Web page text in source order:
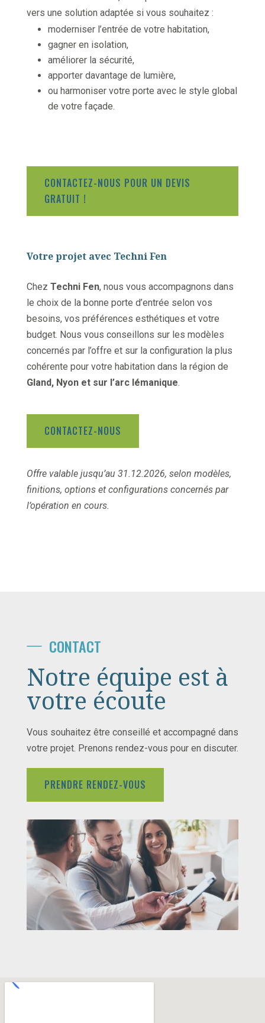
vers une solution adaptée si vous souhaitez :
moderniser l’entrée de votre habitation,
gagner en isolation,
améliorer la sécurité,
apporter davantage de lumière,
ou harmoniser votre porte avec le style global
de votre façade.
CONTACTEZ-NOUS POUR UN DEVIS
GRATUIT !
Votre projet avec Techni Fen
Chez Techni Fen, nous vous accompagnons dans
le choix de la bonne porte d’entrée selon vos
besoins, vos préférences esthétiques et votre
budget. Nous vous conseillons sur les modèles
concernés par l’offre et sur la configuration la plus
cohérente pour votre habitation dans la région de
Gland, Nyon et sur l’arc lémanique.
CONTACTEZ-NOUS
Offre valable jusqu’au 31.12.2026, selon modèles,
finitions, options et configurations concernés par
l’opération en cours.
CONTACT
Notre équipe est à
votre écoute
Vous souhaitez être conseillé et accompagné dans
votre projet. Prenons rendez-vous pour en discuter.
PRENDRE RENDEZ-VOUS